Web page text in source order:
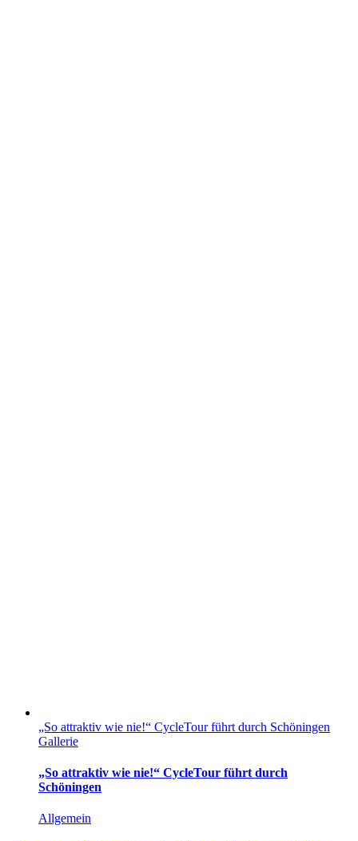
„So attraktiv wie nie!“ CycleTour führt durch Schöningen
Gallerie
„So attraktiv wie nie!“ CycleTour führt durch
Schöningen
Allgemein